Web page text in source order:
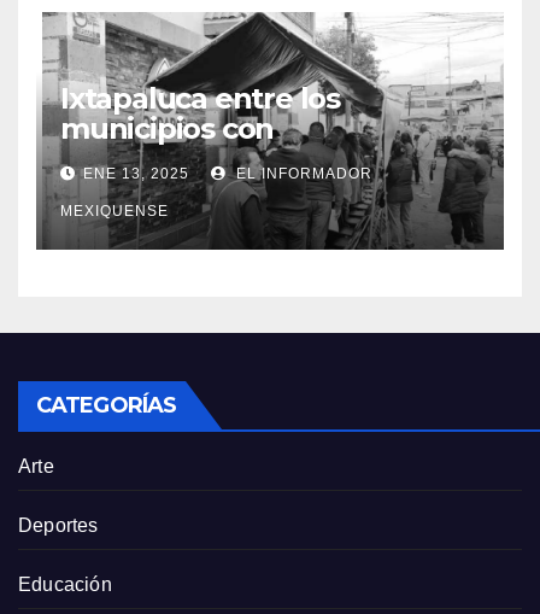
Ixtapaluca entre los
municipios con
tarifas bajas en el servicio de
agua potable
ENE 13, 2025 EL INFORMADOR
MEXIQUENSE
CATEGORÍAS
Arte
Deportes
Educación